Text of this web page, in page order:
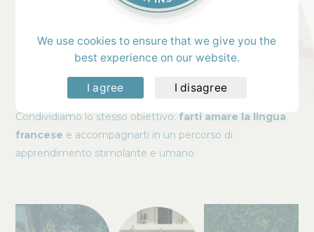
Insegnanti esperti, appassionati e attenti.
Ognuno mette a disposizione le proprie competenze e il
proprio entusiasmo per aiutarti a progredire.
Condividiamo lo stesso obiettivo:farti amare la lingua
francese e accompagnarti in un percorso di
apprendimento stimolante e umano.
We use cookies to ensure that we give you the
best experience on our website.
I agree I disagree